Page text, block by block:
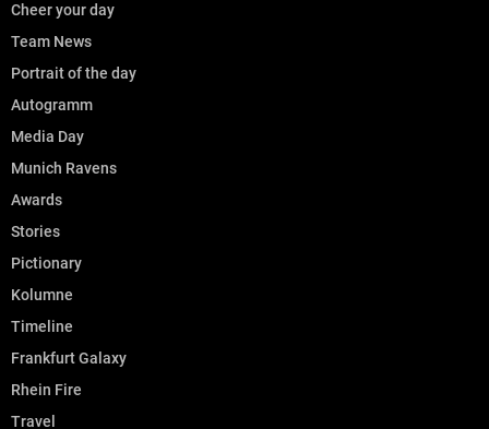
Cheer your day
Team News
Portrait of the day
Autogramm
Media Day
Munich Ravens
Awards
Stories
Pictionary
Kolumne
Timeline
Frankfurt Galaxy
Rhein Fire
Travel